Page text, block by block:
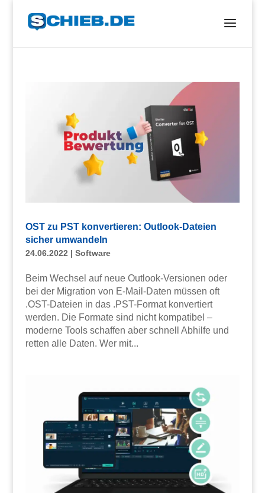
OST zu PST konvertieren: Outlook-Dateien
sicher umwandeln
24.06.2022 | Software
Beim Wechsel auf neue Outlook-Versionen oder
bei der Migration von E-Mail-Daten müssen oft
.OST-Dateien in das .PST-Format konvertiert
werden. Die Formate sind nicht kompatibel –
moderne Tools schaffen aber schnell Abhilfe und
retten alle Daten. Wer mit...